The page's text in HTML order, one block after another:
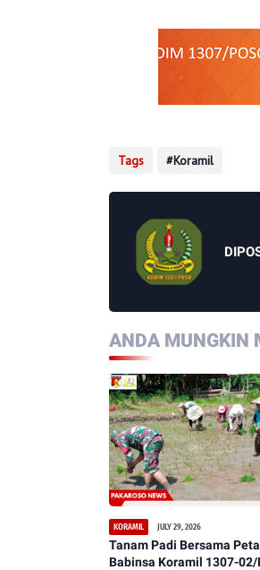
Tags Koramil
ANDA MUNGKIN
KORAMIL JULY 29, 2026
Tanam Padi Bersama
Babinsa Koramil 1307-02/